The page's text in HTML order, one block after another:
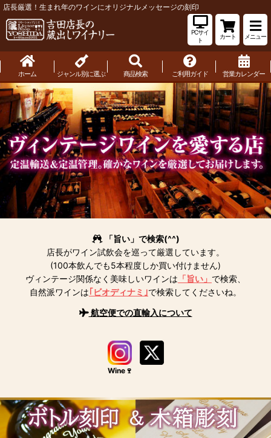
店長厳選！生まれ年のワインにオリジナルメッセージの刻印
PCサイ
ト
カート メニュー
ホーム ジャンル別に選ぶ 商品検索 ご利用ガイド 営業カレンダー
「旨い」で検索(^^)
店長がワイン試飲会を巡って厳選しています。
(100本飲んでも5本程度しか買い付けません)
ヴィンテージ関係なく美味しいワインは 「旨い」 で検索、
自然派ワインは ｢ビオディナミ｣で検索してくださいね。
航空便での直輸入について
Wine🍷